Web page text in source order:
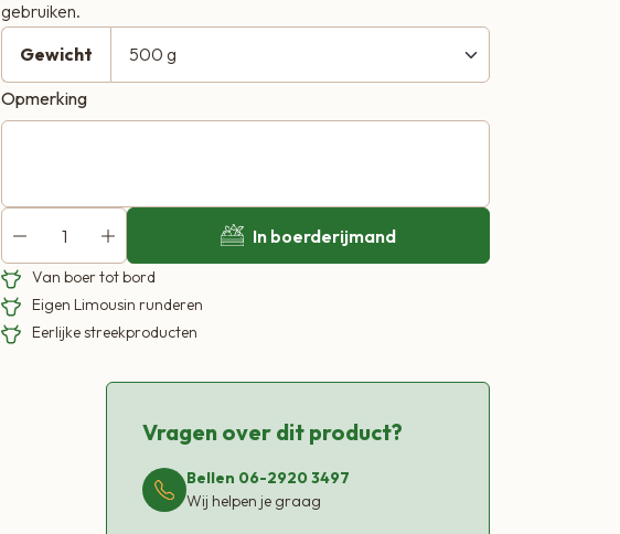
gebruiken.
Gewicht
Opmerking
In boerderijmand
Van boer tot bord
Eigen Limousin runderen
Eerlijke streekproducten
Vragen over dit product?
Bellen 06-2920 3497
Wij helpen je graag